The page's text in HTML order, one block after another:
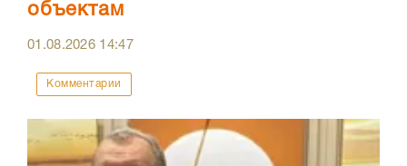
объектам
01.08.2026 14:47
Комментарии